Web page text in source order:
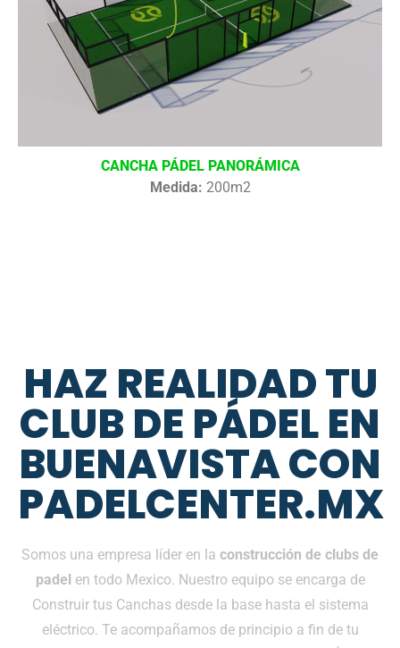
CANCHA PÁDEL PANORÁMICA
Medida: 200m2
HAZ REALIDAD TU
CLUB DE PÁDEL EN
BUENAVISTA CON
PADELCENTER.MX
Somos una empresa líder en la construcción de clubs de
padel en todo Mexico. Nuestro equipo se encarga de
Construir tus Canchas desde la base hasta el sistema
eléctrico. Te acompañamos de principio a fin de tu